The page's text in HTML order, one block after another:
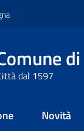
dal 1597
Novità
Menu